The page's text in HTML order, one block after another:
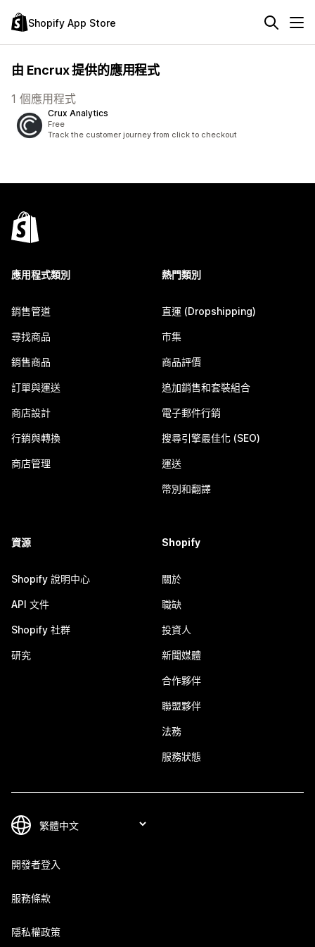
Shopify App Store
由 Encrux 提供的應用程式
1 個應用程式
Crux Analytics
Free
Track the customer journey from click to checkout
應用程式類別
銷售管道
尋找商品
銷售商品
訂單與運送
商店設計
行銷與轉換
商店管理
熱門類別
直運 (Dropshipping)
市集
商品評價
追加銷售和套裝組合
電子郵件行銷
搜尋引擎最佳化 (SEO)
運送
幣別和翻譯
資源
Shopify 說明中心
API 文件
Shopify 社群
研究
Shopify
關於
職缺
投資人
新聞媒體
合作夥伴
聯盟夥伴
法務
服務狀態
開發者登入
服務條款
隱私權政策